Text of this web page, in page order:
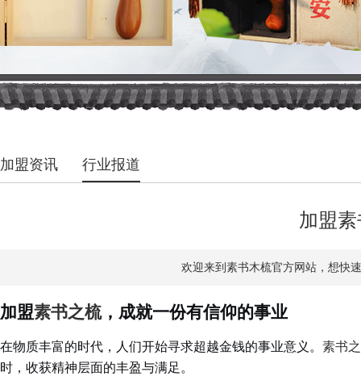
加盟资讯 行业报道
加盟
欢迎来到素书木梳官方网站，想快
加盟素书之梳，成就一份有信仰的事业
在物质丰富的时代，人们开始寻求超越金钱的事业意义。 素书
时，收获精神层面的丰盈与满足。